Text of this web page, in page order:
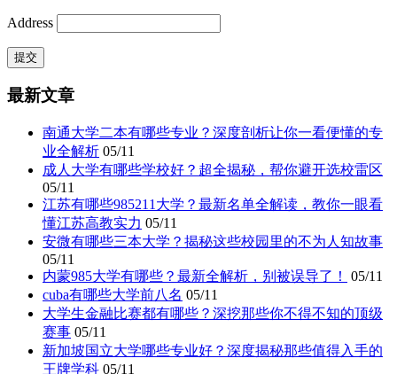
Address
最新文章
南通大学二本有哪些专业？深度剖析让你一看便懂的专
业全解析 05/11
成人大学有哪些学校好？超全揭秘，帮你避开选校雷区
05/11
江苏有哪些985211大学？最新名单全解读，教你一眼看
懂江苏高教实力 05/11
安微有哪些三本大学？揭秘这些校园里的不为人知故事
05/11
内蒙985大学有哪些？最新全解析，别被误导了！
05/11
cuba有哪些大学前八名 05/11
大学生金融比赛都有哪些？深挖那些你不得不知的顶级
赛事 05/11
新加坡国立大学哪些专业好？深度揭秘那些值得入手的
王牌学科 05/11